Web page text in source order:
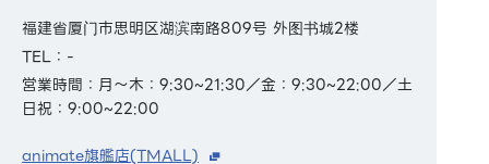
福建省厦门市思明区湖滨南路809号 外图书城2楼
TEL：-
営業時間：月～木：9:30~21:30／金：9:30~22:00／土
日祝：9:00~22:00
animate旗艦店(TMALL)